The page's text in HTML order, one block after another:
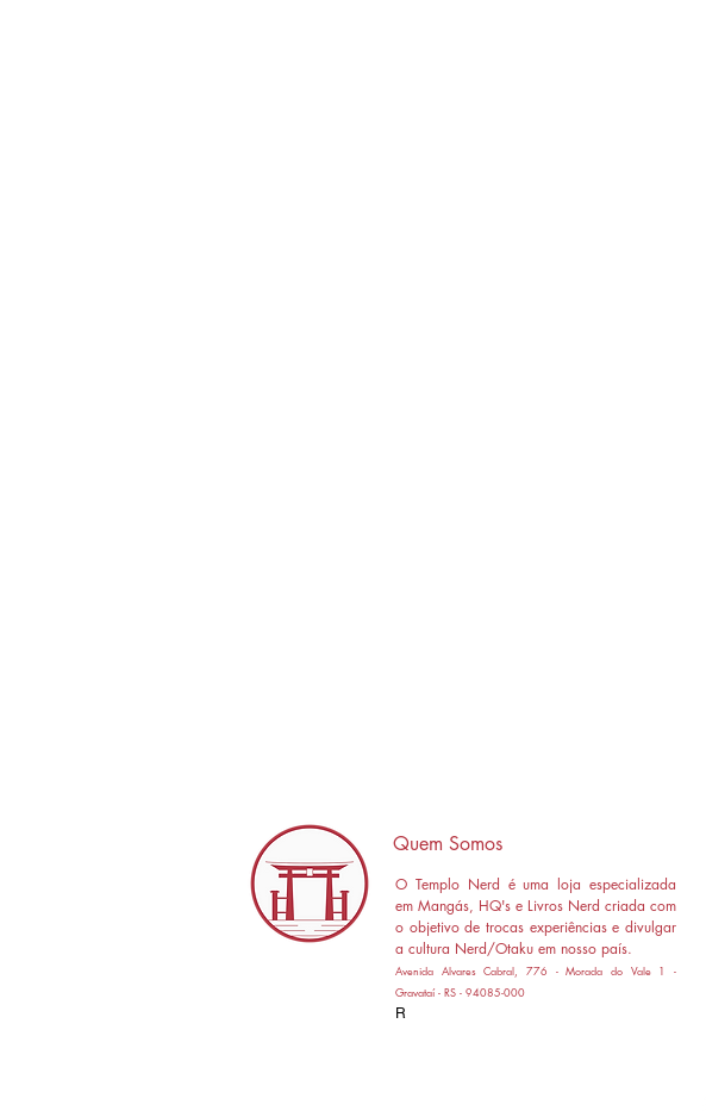
Quem Somos
O Templo Nerd é uma loja especializada
em Mangás, HQ's e Livros Nerd criada com
o objetivo de trocas experiências e divulgar
a cultura Nerd/Otaku em nosso país.
Avenida Alvares Cabral, 776 - Morada do Vale 1 -
Gravataí - RS - 94085-000
R